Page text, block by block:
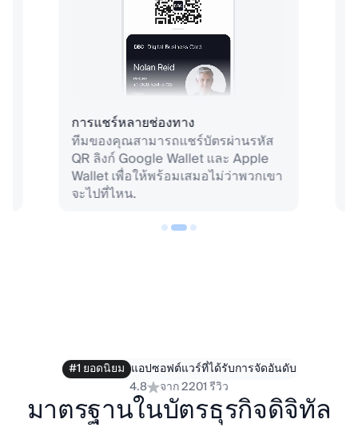
การแชร์หลายช่องทาง
ทีมของคุณสามารถแชร์บัตรผ่านรหัส
QR ลิงก์ Google Wallet และ Apple
Wallet เพื่อให้พร้อมเสมอไม่ว่าพวกเขา
จะไปที่ไหน.
#1 ยอดนิยม แอปซอฟต์แวร์ที่ได้รับการจัดอันดับ
4.8
จาก 2201 รีวิว
มาตรฐานในบัตรธุรกิจดิจิทัล